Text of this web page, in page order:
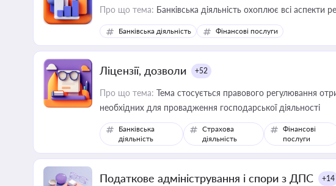
Про що тема: Банківська діяльність охоплює всі аспекти
Банківська діяльність Фінансові послуги
Ліцензії, дозволи +52
Про що тема: Тема стосується правового регулювання
необхідних для провадження господарської діяльності
Банківська
діяльність
Страхова
діяльність
Фінансові
послуги
Податкове адміністрування і спори з ДПС +14